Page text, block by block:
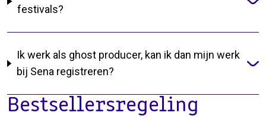
festivals?
Ik werk als ghost producer, kan ik dan mijn werk
bij Sena registreren?
Bestsellersregeling